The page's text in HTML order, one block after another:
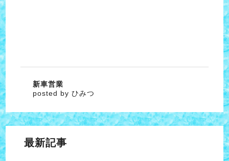
新車営業
posted by ひみつ
最新記事